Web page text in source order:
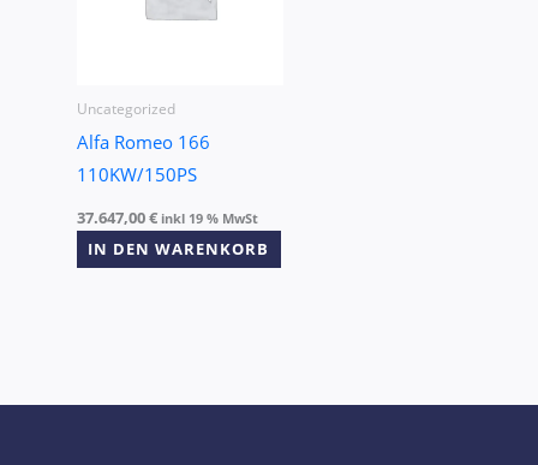
Uncategorized
Alfa Romeo 166
110KW/150PS
37.647,00€ inkl 19 % MwSt
IN DEN WARENKORB